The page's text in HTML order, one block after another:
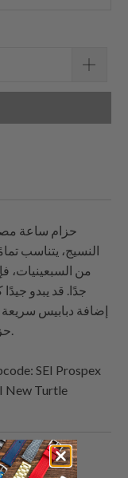
حزام ساعة
النسيج، يتناسب
من السبعينيات،
جدًا. قد يبدو
إضافة دبابيس سريعة
حزام الساعة بسرعة دون استخدام أي أدوات.
: SEI Prospex
New Turtle
البريد